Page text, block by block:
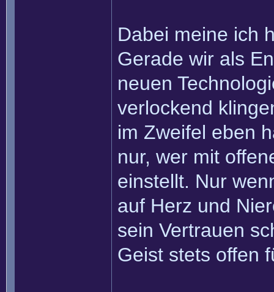
Dabei meine ich
Gerade wir als
neuen
verlockend
im Zweifel eben
nur, wer mit
einstellt. Nur
auf Herz und
sein Vertrauen
Geist stets offen